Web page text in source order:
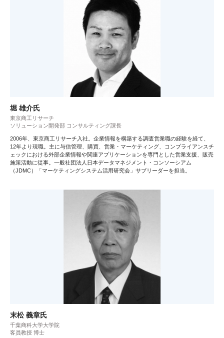
堀 雄介氏
東京商工リサーチ
ソリューション開発部 コンサルティング課長
2006年、東京商工リサーチ入社。企業情報を構築する調査営業職の経験を経て、
12年より現職。主に与信管理、購買、営業・マーケティング、コンプライアンスチ
ェックにおける外部企業情報や関連アプリケーションを専門とした営業支援、販売
施策活動に従事。一般社団法人日本データマネジメント・コンソーシアム
（JDMC）「マーケティングシステム活用研究会」サブリーダーを担当。
末松 義章氏
千葉商科大学大学院
客員教授 博士